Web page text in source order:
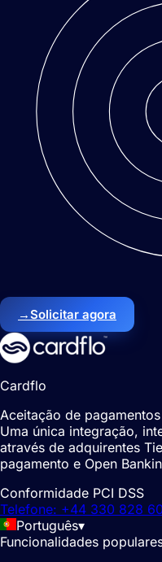
→Solicitar agora
Cardflo
Aceitação de
Uma única integração,
através de adquirentes
pagamento e Open
Conformidade PCI DSS
Telefone: +44 330 828
Português▾
Funcionalidades